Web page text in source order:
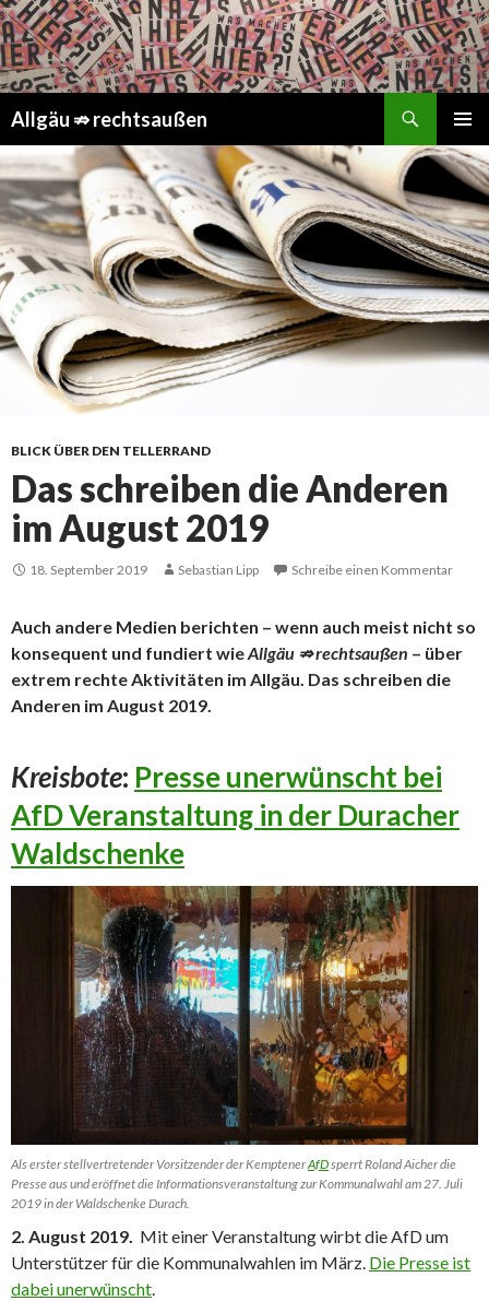
Allgäu ⇏ rechtsaußen
MENÜ
Springe
zum
Inhalt
BLICK ÜBER DEN TELLERRAND
Das schreiben die Anderen
im August 2019
18. September 2019 Sebastian Lipp Schreibe einen Kommentar
Auch andere Medien berichten – wenn auch meist nicht so
konsequent und fundiert wieAllgäu ⇏ rechtsaußen – über
extrem rechte Aktivitäten im Allgäu. Das schreiben die
Anderen im August 2019.
Kreisbote: Presse unerwünscht bei
AfD Veranstaltung in der Duracher
Waldschenke
Als erster stellvertretender Vorsitzender der KemptenerAfDsperrt Roland Aicher die
Presse aus und eröffnet die Informationsveranstaltung zur Kommunalwahl am 27. Juli
2019 in der Waldschenke Durach.
2. August 2019. Mit einer Veranstaltung wirbt die AfD um
Unterstützer für die Kommunalwahlen im März. Die Presse ist
dabei unerwünscht.